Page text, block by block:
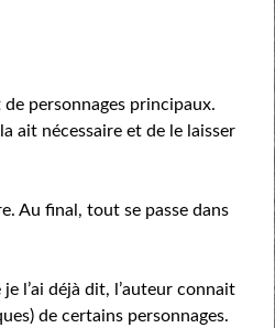
de personnages principaux.
ait nécessaire et de le laisser
Au final, tout se passe dans
l’ai déjà dit, l’auteur connait
de certains personnages.